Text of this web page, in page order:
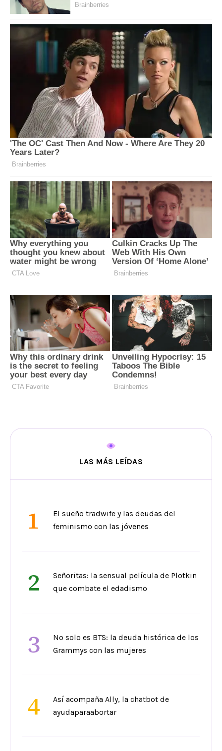
LAS MÁS LEÍDAS
1
El sueño tradwife y las deudas del
feminismo con las jóvenes
2
Señoritas: la sensual película de Plotkin
que combate el edadismo
3
No solo es BTS: la deuda histórica de los
Grammys con las mujeres
4
Así acompaña Ally, la chatbot de
ayudaparaabortar